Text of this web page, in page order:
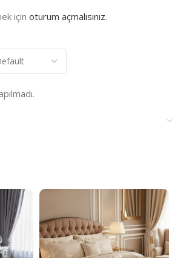
için oturum açmalısınız.